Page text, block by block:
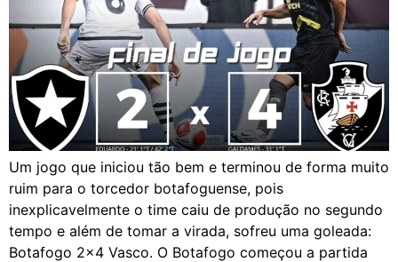
Um jogo que iniciou tão bem e terminou de forma muito
ruim para o torcedor botafoguense, pois
inexplicavelmente o time caiu de produção no segundo
tempo e além de tomar a virada, sofreu uma goleada:
Botafogo 2×4 Vasco. O Botafogo começou a partida